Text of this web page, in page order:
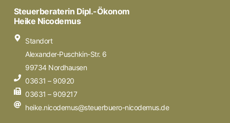
Steuerberaterin Dipl.-Ökonom
Heike Nicodemus
Standort
Alexander-Puschkin-Str. 6
99734 Nordhausen
03631 – 90920
03631 – 909217
heike.nicodemus@steuerbuero-nicodemus.de